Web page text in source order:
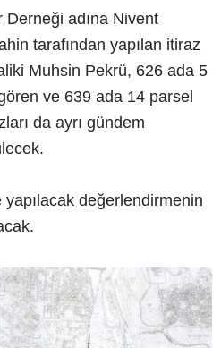
adına Nivent
tarafından yapılan itiraz
Muhsin Pekrü, 626 ada 5
ve 639 ada 14 parsel
da ayrı gündem
değerlendirmenin